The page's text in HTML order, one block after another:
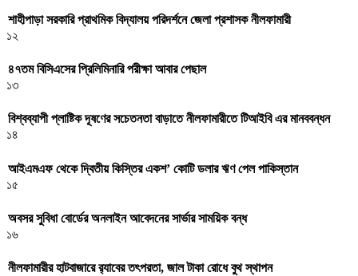
শাহীপাড়া সরকারি প্রাথমিক বিদ্যালয় পরিদর্শনে জেলা প্রশাসক নীলফামারী
১২
৪৭তম বিসিএসের প্রিলিমিনারি পরীক্ষা আবার পেছাল
১৩
বিশ্বব্যাপী প্লাষ্টিক দূষণের সচেতনতা বাড়াতে নীলফামারীতে টিআইবি এর মানববন্ধন
১৪
আইএমএফ থেকে দ্বিতীয় কিস্তির একশ’ কোটি ডলার ঋণ পেল পাকিস্তান
১৫
অবসর সুবিধা বোর্ডের অনলাইন আবেদনের সার্ভার সাময়িক বন্ধ
১৬
নীলফামারীর হাটবাজারে র‌্যাবের তৎপরতা, জাল টাকা রোধে বুথ স্থাপন